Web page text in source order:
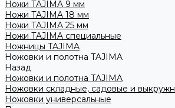
Ножи TAJIMA 9 мм
Ножи TAJIMA 18 мм
Ножи TAJIMA 25 мм
Ножи TAJIMA специальные
Ножницы TAJIMA
Ножовки и полотна TAJIMA
Назад
Ножовки и полотна TAJIMA
Ножовки складные, садовые и
Ножовки универсальные